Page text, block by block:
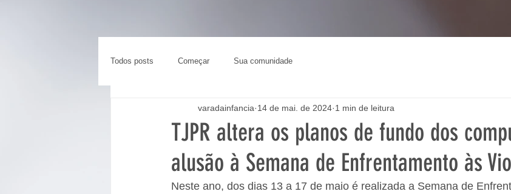
Todos posts Começar Sua comunidade
TJPR altera os planos de fundo dos
alusão à Semana de Enfrentamento às
varadainfancia 14 de mai. de 2024 1 min de leitura
Neste ano, dos dias 13 a 17 de maio é realizada a Semana de